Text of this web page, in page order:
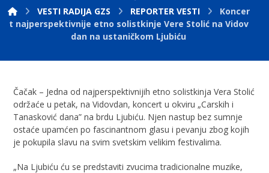
VESTI RADIJA GZS REPORTER VESTI
Koncer
t najperspektivnije etno solistkinje Vere Stolić na Vidov
dan na ustaničkom Ljubiću
Čačak – Jedna od najperspektivnijih etno solistkinja Vera Stolić
održaće u petak, na Vidovdan, koncert u okviru „Carskih i
Tanasković dana” na brdu Ljubiću. Njen nastup bez sumnje
ostaće upamćen po fascinantnom glasu i pevanju zbog kojih
je pokupila slavu na svim svetskim velikim festivalima.
„Na Ljubiću ću se predstaviti zvucima tradicionalne muzike,